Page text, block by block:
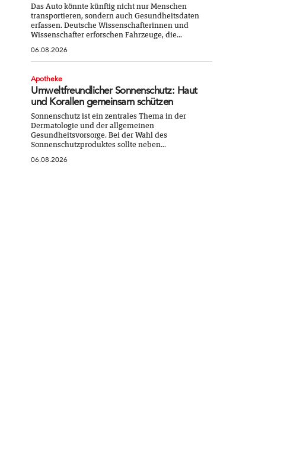
Das Auto könnte künftig nicht nur Menschen
transportieren, sondern auch Gesundheitsdaten
erfassen. Deutsche Wissenschafterinnen und
Wissenschafter erforschen Fahrzeuge, die...
06.08.2026
Apotheke
Umweltfreundlicher Sonnenschutz: Haut
und Korallen gemeinsam schützen
Sonnenschutz ist ein zentrales Thema in der
Dermatologie und der allgemeinen
Gesundheitsvorsorge. Bei der Wahl des
Sonnenschutzproduktes sollte neben...
06.08.2026